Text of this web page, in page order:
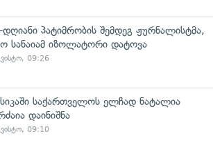
პატიმრობის შემდეგ ჟურნალისტმა,
სანაიამ იზოლატორი დატოვა
09:26
საქართველოს ელჩად ნატალია
დაინიშნა
09:10